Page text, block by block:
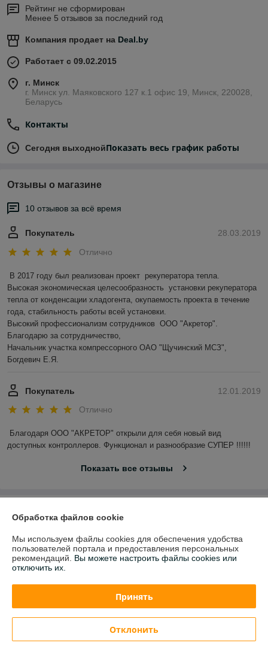
Рейтинг не сформирован
Менее 5 отзывов за последний год
Компания продает на Deal.by
Работает с 09.02.2015
г. Минск
г. Минск ул. Маяковского 127 к.1 офис 19, Минск, 220028,
Беларусь
Контакты
Сегодня выходнойПоказать весь график работы
Отзывы о магазине
10 отзывов за всё время
28.03.2019
Покупатель
Отлично
В 2017 году был реализован проект  рекуператора тепла.
Высокая экономическая целесообразность  установки рекуператора
тепла от конденсации хладогента, окупаемость проекта в течение
года, стабильность работы всей установки.
Высокий профессионализм сотрудников  ООО "Акретор".
Благодарю за сотрудничество,
Начальник участка компрессорного ОАО "Щучинский МСЗ",
Богдевич Е.Я.
12.01.2019
Покупатель
Отлично
Благодаря ООО "АКРЕТОР" открыли для себя новый вид
доступных контроллеров. Функционал и разнообразие СУПЕР !!!!!!
Показать все отзывы
Контакты
Доставка и оплата
Полная версия сайта
Обработка файлов cookie
Мы используем файлы cookies для обеспечения удобства
пользователей портала и предоставления персональных
рекомендаций. Вы можете настроить файлы cookies или
отключить их.
Принять
Отклонить